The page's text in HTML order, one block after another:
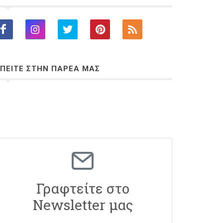
ΣΤΗΝ ΠΑΡΕΑ ΜΑΣ
Γραφτείτε στο
Newsletter μας